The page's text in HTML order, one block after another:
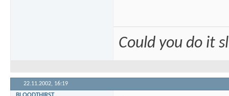
Could you do it
22.11.2002, 16:19